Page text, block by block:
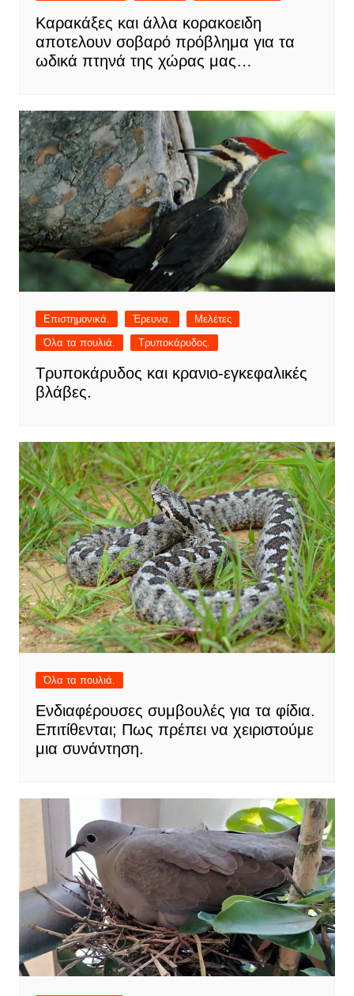
Καρακάξες και άλλα κορακοειδη
αποτελουν σοβαρό πρόβλημα για τα
ωδικά πτηνά της χώρας μας…
Επιστημονικά. Έρευνα.
Μελέτες
Όλα τα πουλιά.
Τρυποκάρυδος.
Τρυποκάρυδος και κρανιο-εγκεφαλικές
βλάβες.
Όλα τα πουλιά.
Ενδιαφέρουσες συμβουλές για τα φίδια.
Επιτίθενται; Πως πρέπει να χειριστούμε
μια συνάντηση.